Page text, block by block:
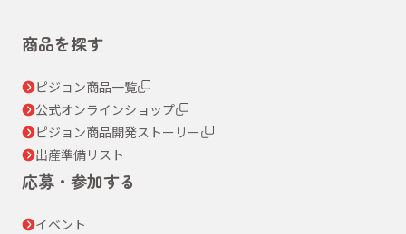
商品を探す
ピジョン商品一覧
公式オンラインショップ
ピジョン商品開発ストーリー
出産準備リスト
応募・参加する
イベント